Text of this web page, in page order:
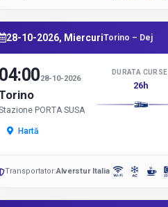
28-10-2026, MiercuriTorino – Dej
04:0028-10-2026
PORTA SUSA
Hartă
DURATA CURSEI
26h
Transportator:Alverstur Italia